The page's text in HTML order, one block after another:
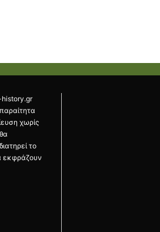
history.gr
χωρίς
το
εκφράζουν